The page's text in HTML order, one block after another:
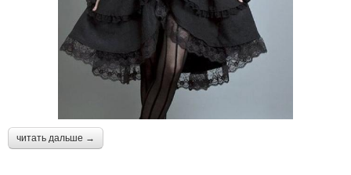
читать дальше →